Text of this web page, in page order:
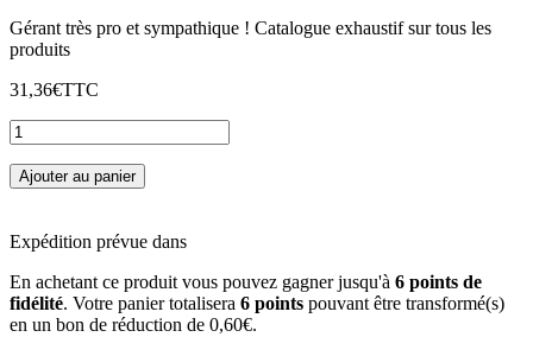
Gérant très pro et sympathique ! Catalogue exhaustif sur tous les
produits
31,36€TTC
Ajouter au panier
Expédition prévue dans
En achetant ce produit vous pouvez gagner jusqu'à 6 points de
fidélité. Votre panier totalisera 6 points pouvant être transformé(s)
en un bon de réduction de 0,60€.